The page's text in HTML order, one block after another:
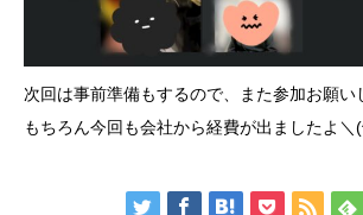
次回は事前準備もするので、また参加お願い
もちろん今回も会社から経費が出ましたよ＼